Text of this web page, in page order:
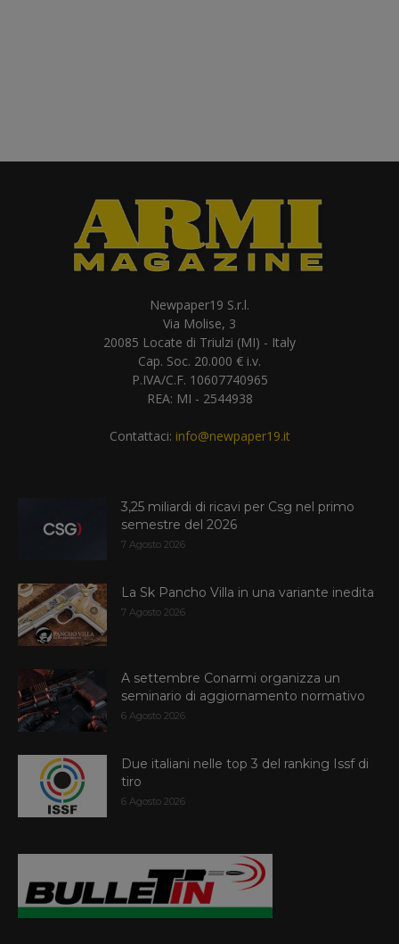
Newpaper19 S.r.l.
Via Molise, 3
20085 Locate di Triulzi (MI) - Italy
Cap. Soc. 20.000 € i.v.
P.IVA/C.F. 10607740965
REA: MI - 2544938
Contattaci: info@newpaper19.it
3,25 miliardi di ricavi per Csg nel primo
semestre del 2026
7 Agosto 2026
La Sk Pancho Villa in una variante inedita
7 Agosto 2026
A settembre Conarmi organizza un
seminario di aggiornamento normativo
6 Agosto 2026
Due italiani nelle top 3 del ranking Issf di
tiro
6 Agosto 2026